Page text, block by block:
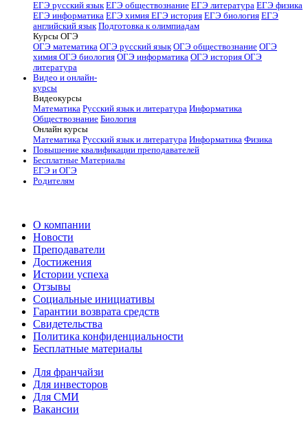
ЕГЭ русский язык ЕГЭ обществознание ЕГЭ литература ЕГЭ физика
ЕГЭ информатика ЕГЭ химия ЕГЭ история ЕГЭ биология ЕГЭ
английский язык Подготовка к олимпиадам
Курсы ОГЭ
ОГЭ математика ОГЭ русский язык ОГЭ обществознание ОГЭ
химия ОГЭ биология ОГЭ информатика ОГЭ история ОГЭ
литература
Видео и онлайн-
курсы
Видеокурсы
Математика Русский язык и литература Информатика
Обществознание Биология
Онлайн курсы
Математика Русский язык и литература Информатика Физика
Повышение квалификации преподавателей
Бесплатные Материалы
ЕГЭ и ОГЭ
Родителям
О компании
Новости
Преподаватели
Достижения
Истории успеха
Отзывы
Социальные инициативы
Гарантии возврата средств
Свидетельства
Политика конфиденциальности
Бесплатные материалы
Для франчайзи
Для инвесторов
Для СМИ
Вакансии